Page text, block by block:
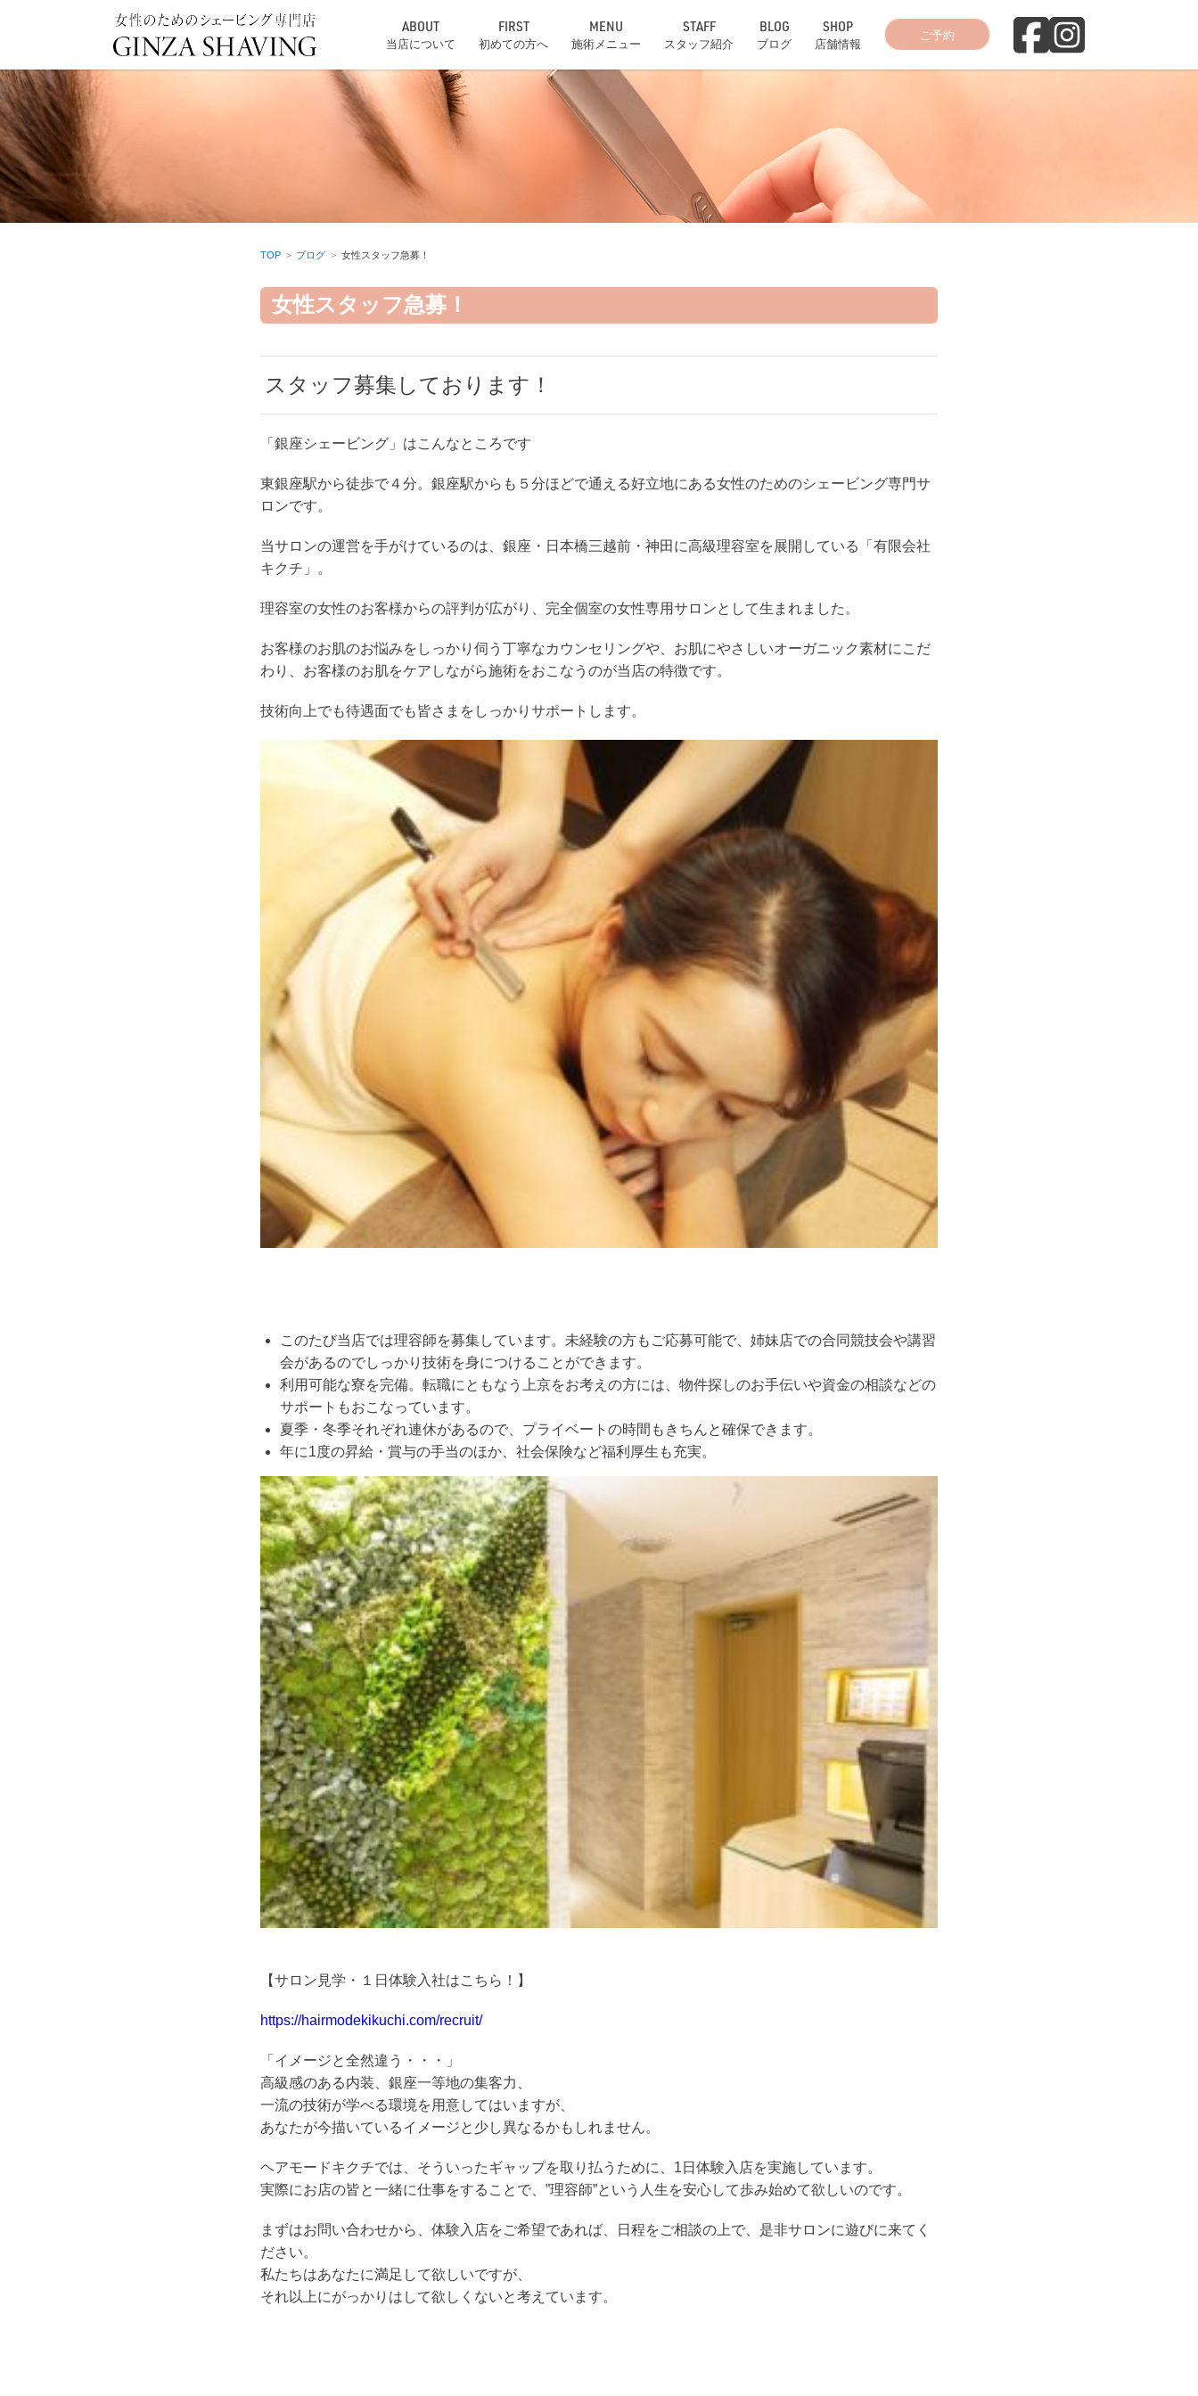
ABOUT
当店について
FIRST
初めての方へ
MENU
施術メニュー
STAFF
スタッフ紹介
BLOG
ブログ
SHOP
店舗情報
ご予約
TOP ブログ 女性スタッフ急募！
女性スタッフ急募！
スタッフ募集しております！
「銀座シェービング」はこんなところです
東銀座駅から徒歩で４分。銀座駅からも５分ほどで通える好立地にある女性のためのシェービング専門サ
ロンです。
当サロンの運営を手がけているのは、銀座・日本橋三越前・神田に高級理容室を展開している「有限会社
キクチ」。
理容室の女性のお客様からの評判が広がり、完全個室の女性専用サロンとして生まれました。
お客様のお肌のお悩みをしっかり伺う丁寧なカウンセリングや、お肌にやさしいオーガニック素材にこだ
わり、お客様のお肌をケアしながら施術をおこなうのが当店の特徴です。
技術向上でも待遇面でも皆さまをしっかりサポートします。
このたび当店では理容師を募集しています。未経験の方もご応募可能で、姉妹店での合同競技会や講習
会があるのでしっかり技術を身につけることができます。
利用可能な寮を完備。転職にともなう上京をお考えの方には、物件探しのお手伝いや資金の相談などの
サポートもおこなっています。
夏季・冬季それぞれ連休があるので、プライベートの時間もきちんと確保できます。
年に1度の昇給・賞与の手当のほか、社会保険など福利厚生も充実。
【サロン見学・１日体験入社はこちら！】
https://hairmodekikuchi.com/recruit/
「イメージと全然違う・・・」
高級感のある内装、銀座一等地の集客力、
一流の技術が学べる環境を用意してはいますが、
あなたが今描いているイメージと少し異なるかもしれません。
ヘアモードキクチでは、そういったギャップを取り払うために、1日体験入店を実施しています。
実際にお店の皆と一緒に仕事をすることで、”理容師”という人生を安心して歩み始めて欲しいのです。
まずはお問い合わせから、体験入店をご希望であれば、日程をご相談の上で、是非サロンに遊びに来てく
ださい。
私たちはあなたに満足して欲しいですが、
それ以上にがっかりはして欲しくないと考えています。